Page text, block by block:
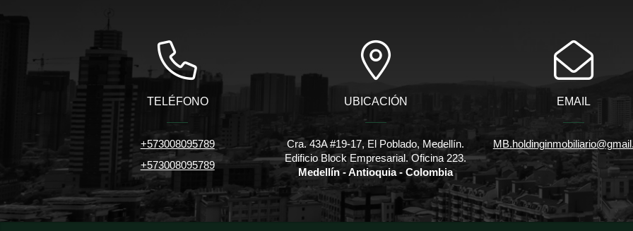
TELÉFONO
+573008095789
+573008095789
UBICACIÓN
Cra. 43A #19-17, El Poblado, Medellín.
Edificio Block Empresarial. Oficina 223.
Medellín - Antioquia - Colombia
EMAIL